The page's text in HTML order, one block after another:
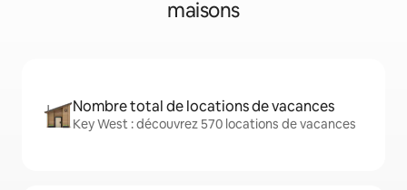
maisons
Nombre total de locations de vacances
Key West : découvrez 570 locations de vacances